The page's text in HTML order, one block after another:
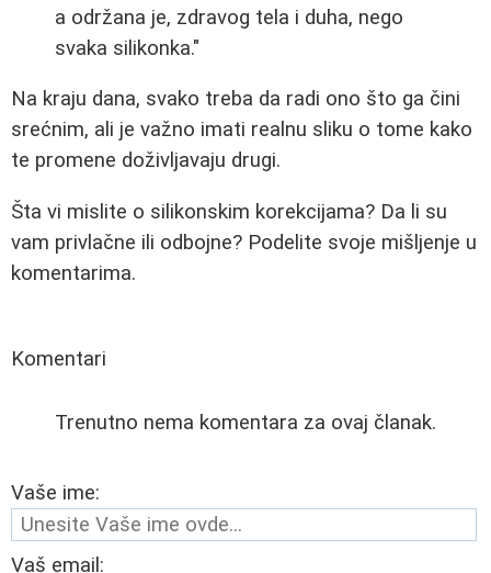
a održana je, zdravog tela i duha, nego
svaka silikonka."
Na kraju dana, svako treba da radi ono što ga čini
srećnim, ali je važno imati realnu sliku o tome kako
te promene doživljavaju drugi.
Šta vi mislite o silikonskim korekcijama? Da li su
vam privlačne ili odbojne? Podelite svoje mišljenje u
komentarima.
Komentari
Trenutno nema komentara za ovaj članak.
Vaše ime:
Vaš email: